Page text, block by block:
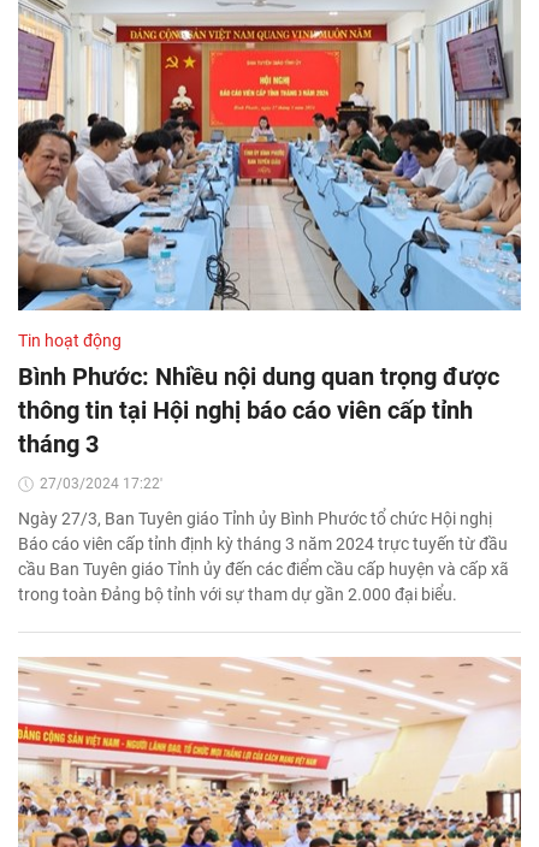
Tin hoạt động
Bình Phước: Nhiều nội dung quan trọng được
thông tin tại Hội nghị báo cáo viên cấp tỉnh
tháng 3
27/03/2024 17:22'
Ngày 27/3, Ban Tuyên giáo Tỉnh ủy Bình Phước tổ chức Hội nghị
Báo cáo viên cấp tỉnh định kỳ tháng 3 năm 2024 trực tuyến từ đầu
cầu Ban Tuyên giáo Tỉnh ủy đến các điểm cầu cấp huyện và cấp xã
trong toàn Đảng bộ tỉnh với sự tham dự gần 2.000 đại biểu.